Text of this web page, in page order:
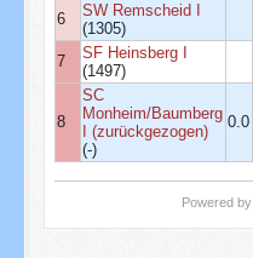
6
SW Remscheid I
(1305)
7
SF Heinsberg I
(1497)
8
SC
Monheim/Baumberg
I (zurückgezogen)
(-)
0.0
Powered by